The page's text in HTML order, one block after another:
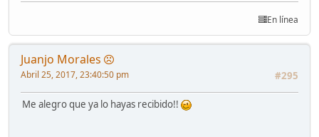
En línea
Juanjo Morales
#295
Abril 25, 2017, 23:40:50 pm
Me alegro que ya lo hayas recibido!!